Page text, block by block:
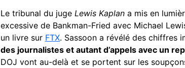
Le tribunal du juge Lewis Kaplan a mis en
excessive de Bankman-Fried avec Michael
un livre sur FTX. Sassoon a révélé des chiffres
des journalistes et autant d’appels avec un
DOJ vont au-delà et se portent sur les